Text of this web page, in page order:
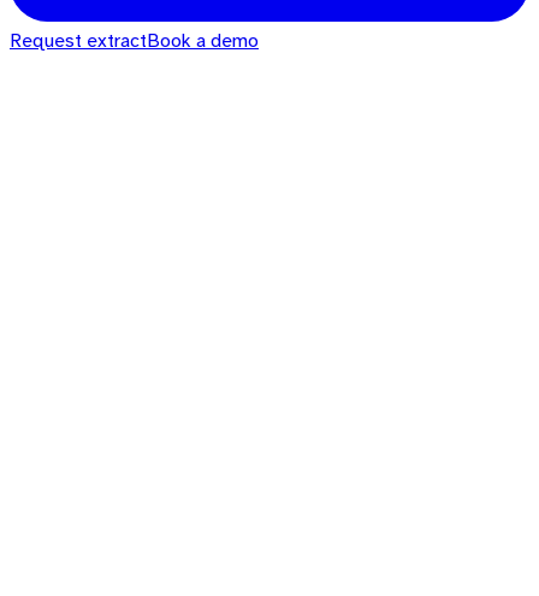
Request extractBook a demo